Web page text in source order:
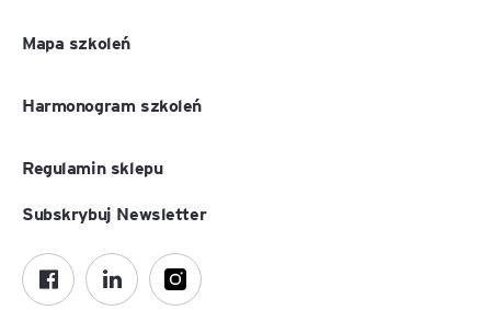
Mapa szkoleń
Harmonogram szkoleń
Regulamin sklepu
Subskrybuj Newsletter